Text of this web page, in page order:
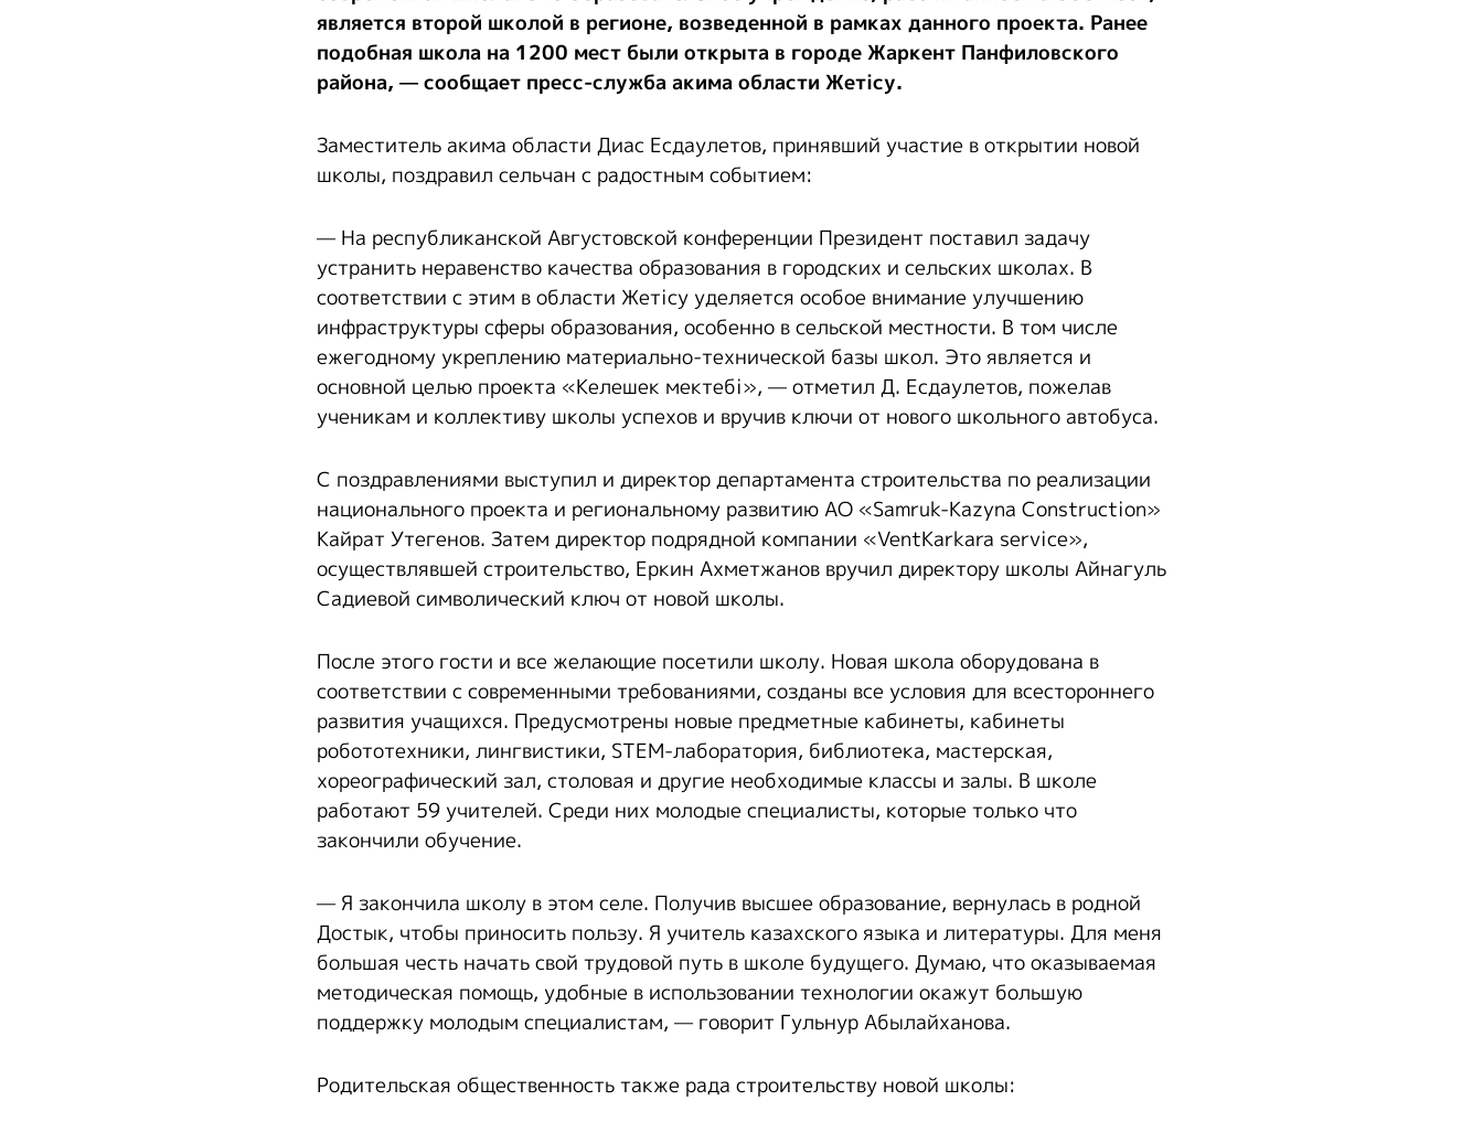
является второй школой в регионе, возведенной в рамках данного проекта. Ранее
подобная школа на 1200 мест были открыта в городе Жаркент Панфиловского
района, — сообщает пресс-служба акима области Жетісу.
Заместитель акима области Диас Есдаулетов, принявший участие в открытии новой
школы, поздравил сельчан с радостным событием:
— На республиканской Августовской конференции Президент поставил задачу
устранить неравенство качества образования в городских и сельских школах. В
соответствии с этим в области Жетісу уделяется особое внимание улучшению
инфраструктуры сферы образования, особенно в сельской местности. В том числе
ежегодному укреплению материально-технической базы школ. Это является и
основной целью проекта «Келешек мектебі», — отметил Д. Есдаулетов, пожелав
ученикам и коллективу школы успехов и вручив ключи от нового школьного автобуса.
С поздравлениями выступил и директор департамента строительства по реализации
национального проекта и региональному развитию АО «Samruk-Kazyna Construction»
Кайрат Утегенов. Затем директор подрядной компании «VentKarkara service»,
осуществлявшей строительство, Еркин Ахметжанов вручил директору школы Айнагуль
Садиевой символический ключ от новой школы.
После этого гости и все желающие посетили школу. Новая школа оборудована в
соответствии с современными требованиями, созданы все условия для всестороннего
развития учащихся. Предусмотрены новые предметные кабинеты, кабинеты
робототехники, лингвистики, STEM-лаборатория, библиотека, мастерская,
хореографический зал, столовая и другие необходимые классы и залы. В школе
работают 59 учителей. Среди них молодые специалисты, которые только что
закончили обучение.
— Я закончила школу в этом селе. Получив высшее образование, вернулась в родной
Достык, чтобы приносить пользу. Я учитель казахского языка и литературы. Для меня
большая честь начать свой трудовой путь в школе будущего. Думаю, что оказываемая
методическая помощь, удобные в использовании технологии окажут большую
поддержку молодым специалистам, — говорит Гульнур Абылайханова.
Родительская общественность также рада строительству новой школы: